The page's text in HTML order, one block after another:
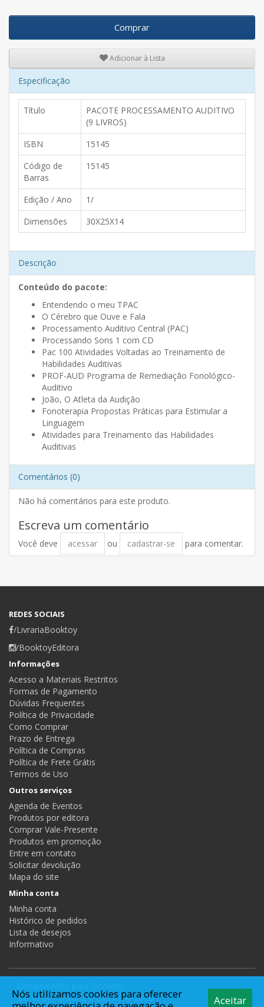
Comprar
Adicionar à Lista
Especificação
Título
PACOTE PROCESSAMENTO AUDITIVO
(9 LIVROS)
ISBN
15145
Código de
Barras
15145
Edição / Ano
1/
Dimensões
30X25X14
Descrição
Conteúdo do pacote:
Entendendo o meu TPAC
O Cérebro que Ouve e Fala
Processamento Auditivo Central (PAC)
Processando Sons 1 com CD
Pac 100 Atividades Voltadas ao Treinamento de
Habilidades Auditivas
PROF-AUD Programa de Remediação Fonológico-
Auditivo
João, O Atleta da Audição
Fonoterapia Propostas Práticas para Estimular a
Linguagem
Atividades para Treinamento das Habilidades
Auditivas
Comentários (0)
Não há comentários para este produto.
Escreva um comentário
Você deve acessar ou cadastrar-se para comentar.
REDES SOCIAIS
/LivrariaBooktoy
/BooktoyEditora
Informações
Acesso a Materiais Restritos
Formas de Pagamento
Dúvidas Frequentes
Política de Privacidade
Como Comprar
Prazo de Entrega
Política de Compras
Política de Frete Grátis
Termos de Uso
Outros serviços
Agenda de Eventos
Produtos por editora
Comprar Vale-Presente
Produtos em promoção
Entre em contato
Solicitar devolução
Mapa do site
Minha conta
Minha conta
Histórico de pedidos
Lista de desejos
Informativo
Booktoy - Livraria e Editora © 2026
Aceitar
Nós utilizamos cookies para oferecer